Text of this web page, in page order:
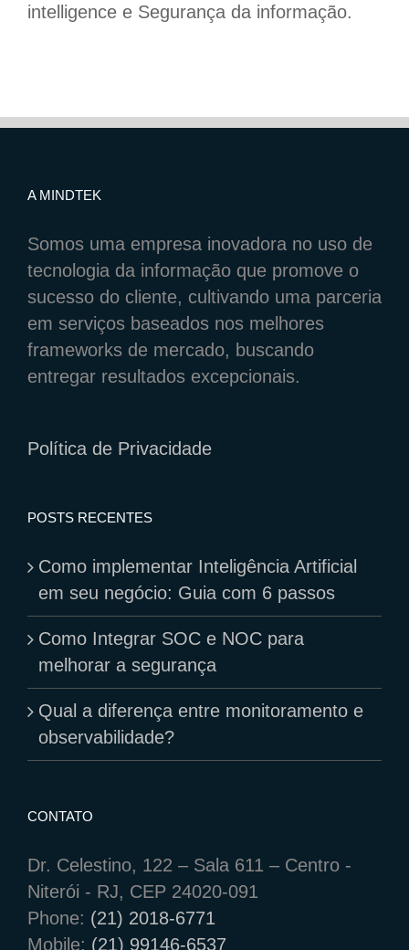
intelligence e Segurança da informação.
A MINDTEK
Somos uma empresa inovadora no uso de
tecnologia da informação que promove o
sucesso do cliente, cultivando uma parceria
em serviços baseados nos melhores
frameworks de mercado, buscando
entregar resultados excepcionais.
Política de Privacidade
POSTS RECENTES
Como implementar Inteligência Artificial
em seu negócio: Guia com 6 passos
Como Integrar SOC e NOC para
melhorar a segurança
Qual a diferença entre monitoramento e
observabilidade?
CONTATO
Dr. Celestino, 122 – Sala 611 – Centro -
Niterói - RJ, CEP 24020-091
Phone: (21) 2018-6771
Mobile: (21) 99146-6537